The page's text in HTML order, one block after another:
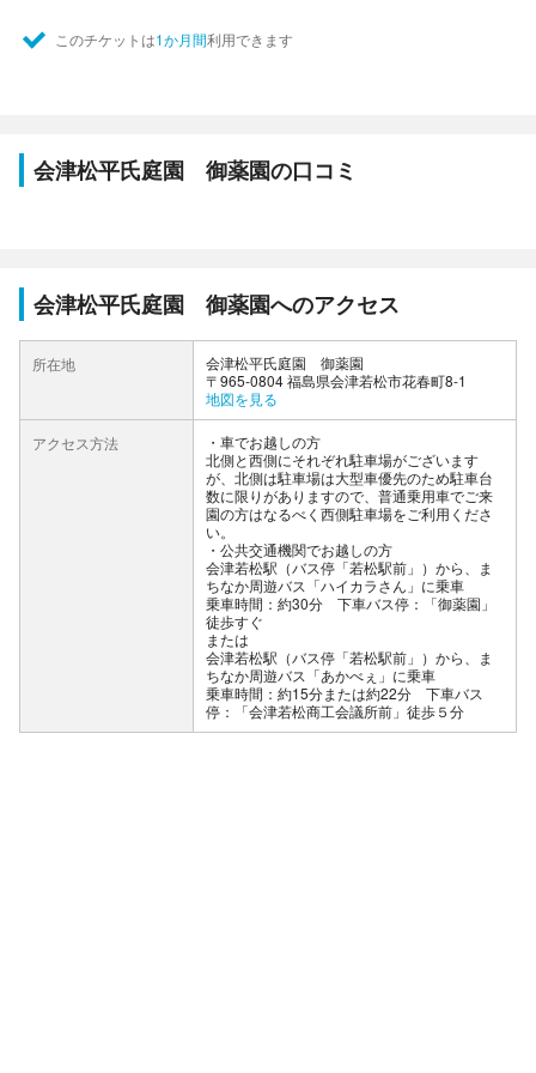
このチケットは1か月間利用できます
会津松平氏庭園 御薬園の口コミ
会津松平氏庭園 御薬園へのアクセス
所在地
会津松平氏庭園 御薬園
〒965-0804 福島県会津若松市花春町8-1
地図を見る
アクセス方法
車でお越しの方
北側と西側にそれぞれ駐車場がございます
が、北側は駐車場は大型車優先のため駐車台
数に限りがありますので、普通乗用車でご来
園の方はなるべく西側駐車場をご利用くださ
い。
公共交通機関でお越しの方
会津若松駅（バス停「若松駅前」）から、ま
ちなか周遊バス「ハイカラさん」に乗車
乗車時間：約30分 下車バス停：「御薬園」
徒歩すぐ
または
会津若松駅（バス停「若松駅前」）から、ま
ちなか周遊バス「あかべぇ」に乗車
乗車時間：約15分または約22分 下車バス
停：「会津若松商工会議所前」徒歩５分